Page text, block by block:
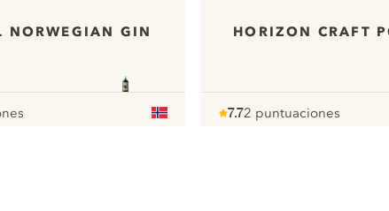
NORWEGIAN GIN HORIZON CRAFT
Note :
7.7
pour
2 puntuaciones